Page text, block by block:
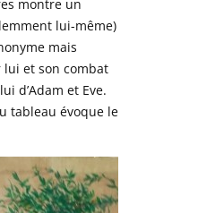
montre un
lui-même)
mais
lui et son combat
d’Adam et Eve.
tableau évoque le